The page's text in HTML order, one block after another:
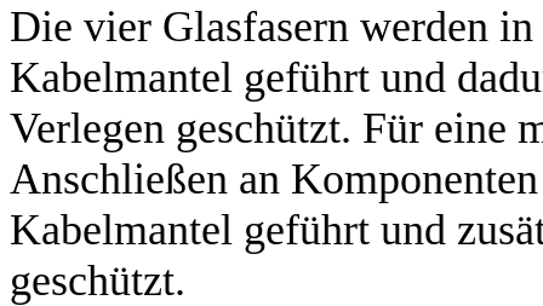
Die vier Glasfasern werden
Kabelmantel geführt und
Verlegen geschützt. Für eine
Anschließen an
Kabelmantel geführt und
geschützt.